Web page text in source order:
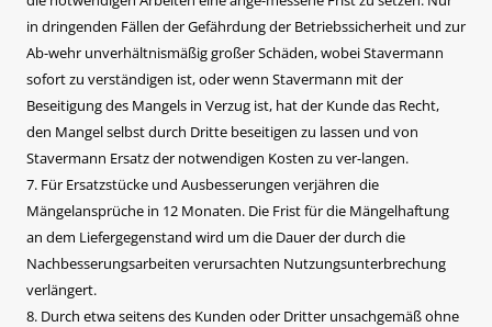
in dringenden Fällen der Gefährdung der Betriebssicherheit und zur
Ab-wehr unverhältnismäßig großer Schäden, wobei Stavermann
sofort zu verständigen ist, oder wenn Stavermann mit der
Beseitigung des Mangels in Verzug ist, hat der Kunde das Recht,
den Mangel selbst durch Dritte beseitigen zu lassen und von
Stavermann Ersatz der notwendigen Kosten zu ver-langen.
7. Für Ersatzstücke und Ausbesserungen verjähren die
Mängelansprüche in 12 Monaten. Die Frist für die Mängelhaftung
an dem Liefergegenstand wird um die Dauer der durch die
Nachbesserungsarbeiten verursachten Nutzungsunterbrechung
verlängert.
8. Durch etwa seitens des Kunden oder Dritter unsachgemäß ohne